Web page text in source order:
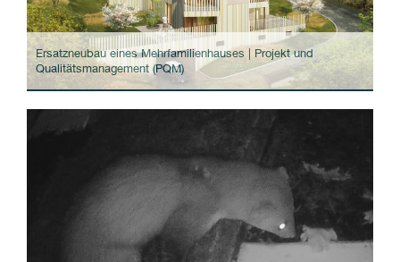
Ersatzneubau eines Mehrfamilienhauses | Projekt und
Qualitätsmanagement (PQM)